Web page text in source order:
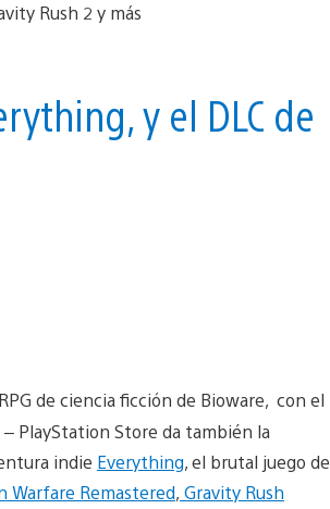
y el DLC de
de ciencia ficción de Bioware, con el
PlayStation Store da también la
indie Everything, el brutal juego de
Warfare Remastered, Gravity Rush